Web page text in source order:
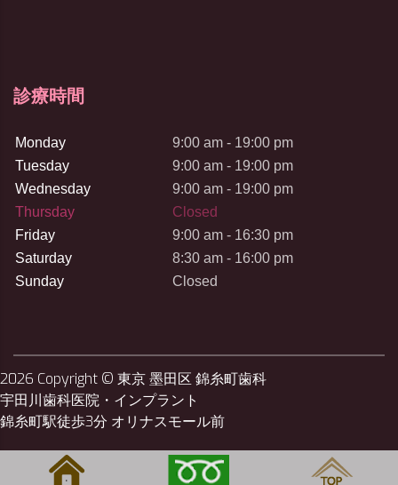
診療時間
Monday
9:00 am - 19:00 pm
Tuesday
9:00 am - 19:00 pm
Wednesday
9:00 am - 19:00 pm
Thursday
Closed
Friday
9:00 am - 16:30 pm
Saturday
8:30 am - 16:00 pm
Sunday
Closed
2026 Copyright © 東京 墨田区 錦糸町歯科
宇田川歯科医院・インプラント
錦糸町駅徒歩3分 オリナスモール前